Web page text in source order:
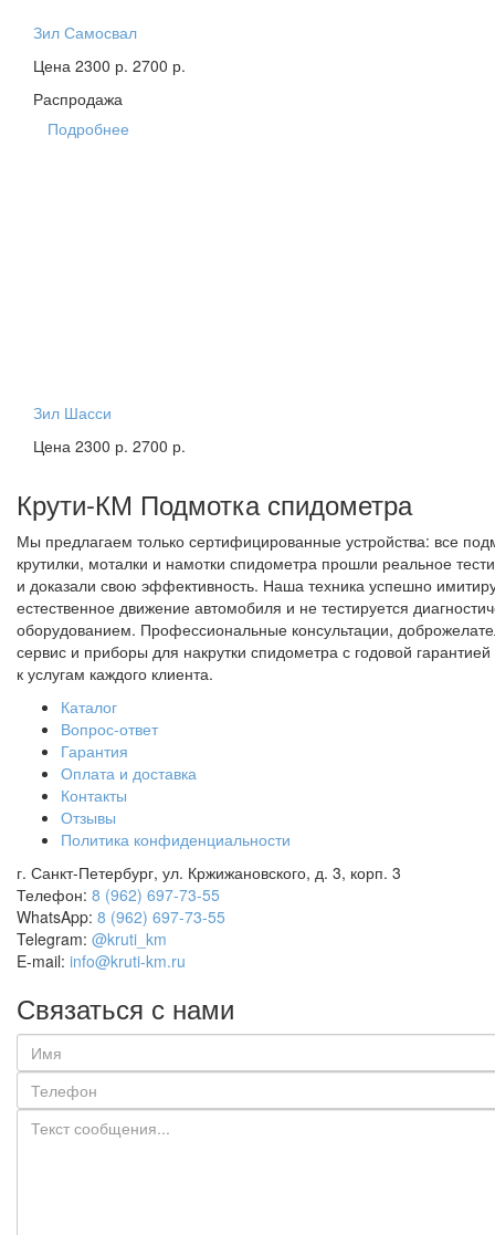
Зил Самосвал
Цена 2300 р. 2700 р.
Распродажа
Подробнее
Зил Шасси
Цена 2300 р. 2700 р.
Крути-КМ Подмотка спидометра
Мы предлагаем только сертифицированные устройства: все
крутилки, моталки и намотки спидометра прошли реальное
и доказали свою эффективность. Наша техника успешно
естественное движение автомобиля и не тестируется
оборудованием. Профессиональные консультации,
сервис и приборы для накрутки спидометра с годовой гарантией
к услугам каждого клиента.
Каталог
Вопрос-ответ
Гарантия
Оплата и доставка
Контакты
Отзывы
Политика конфиденциальности
г. Санкт-Петербург, ул. Кржижановского, д. 3, корп. 3
Телефон: 8 (962) 697-73-55
WhatsApp: 8 (962) 697-73-55
Telegram: @kruti_km
E-mail: info@kruti-km.ru
Связаться с нами